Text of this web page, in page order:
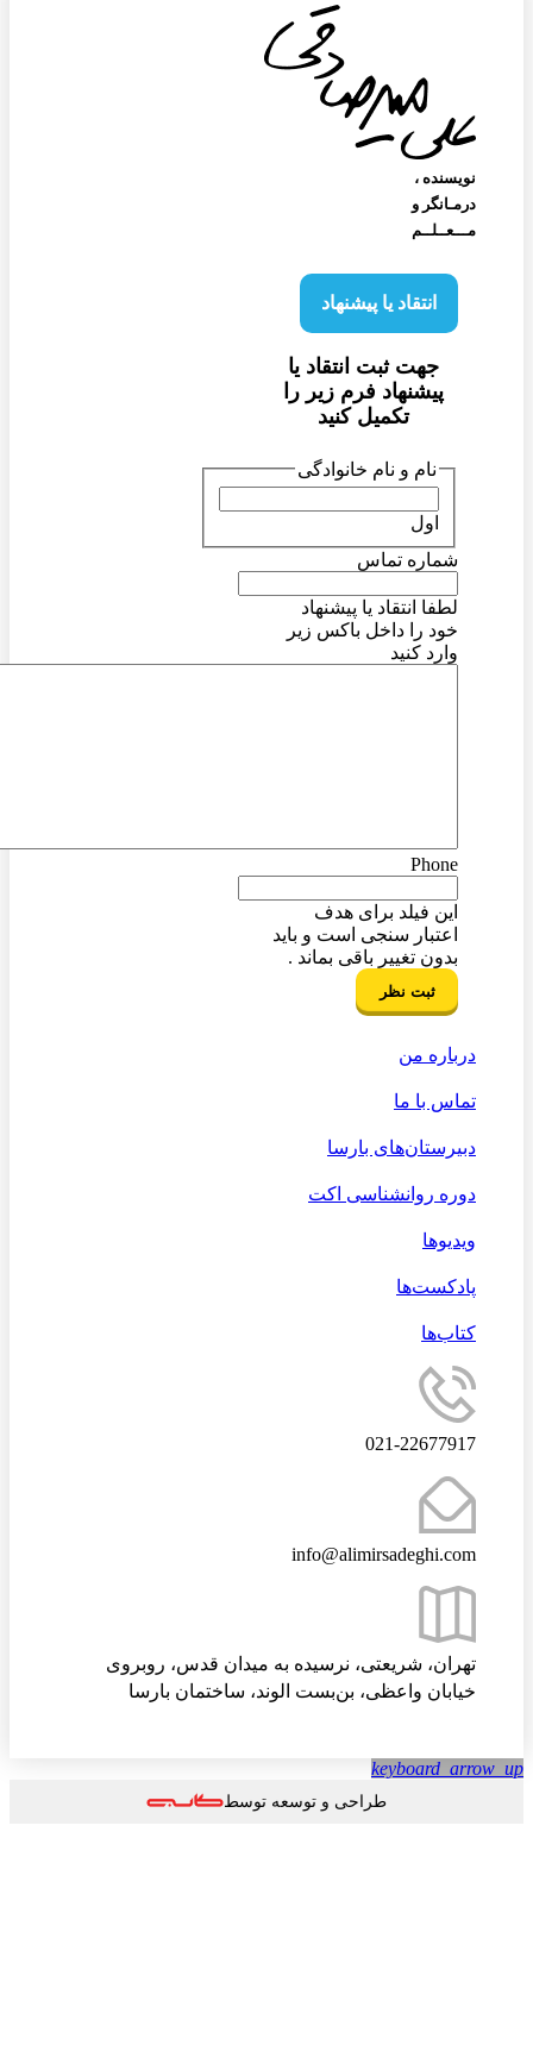
نویسنده‌ ،
درمـانگر و
مـــعــلــم
انتقاد یا پیشنهاد
جهت ثبت انتقاد یا
پیشنهاد فرم زیر را
تکمیل کنید
نام و نام خانوادگی
شماره تماس
لطفا انتقاد یا پیشنهاد
خود را داخل باکس زیر
وارد کنید
Phone
این فیلد برای هدف
اعتبار سنجی است و باید
بدون تغییر باقی بماند .
درباره من
تماس با ما
دبیرستان‌های بارسا
دوره روانشناسی اکت
ویدیوها
پادکست‌ها
کتاب‌ها
021-22677917
info@alimirsadeghi.com
تهران، شریعتی، نرسیده به میدان قدس، روبروی
خیابان واعظی، بن‌بست الوند، ساختمان بارسا
طراحی و توسعه توسط